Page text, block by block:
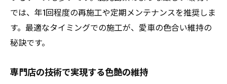
では、年1回程度の再施工や定期メンテナンスを推奨しま
す。最適なタイミングでの施工が、愛車の色合い維持の
秘訣です。
専門店の技術で実現する色艶の維持